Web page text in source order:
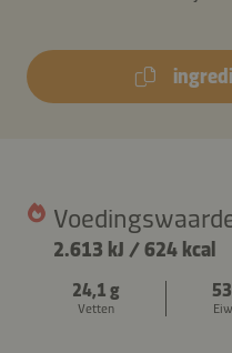
2.613 kJ /624 kcal
24,1 g
Vetten